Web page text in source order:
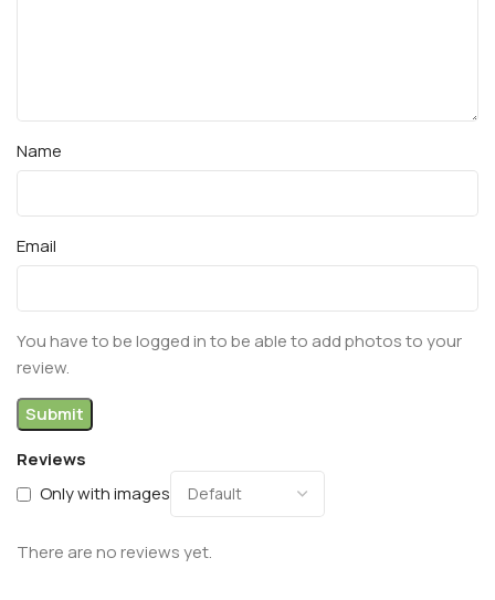
Reviews
Only with images
There are no reviews yet.
Name
Email
You have to be logged in to be able to add photos to your
review.